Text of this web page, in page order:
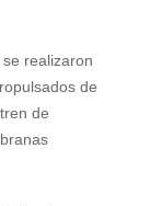
realizaron
de
de